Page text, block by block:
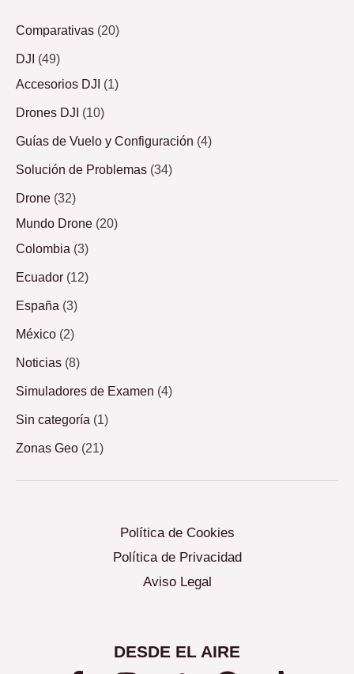
Comparativas (20)
DJI (49)
Accesorios DJI (1)
Drones DJI (10)
Guías de Vuelo y Configuración (4)
Solución de Problemas (34)
Drone (32)
Mundo Drone (20)
Colombia (3)
Ecuador (12)
España (3)
México (2)
Noticias (8)
Simuladores de Examen (4)
Sin categoría (1)
Zonas Geo (21)
Política de Cookies
Política de Privacidad
Aviso Legal
DESDE EL AIRE